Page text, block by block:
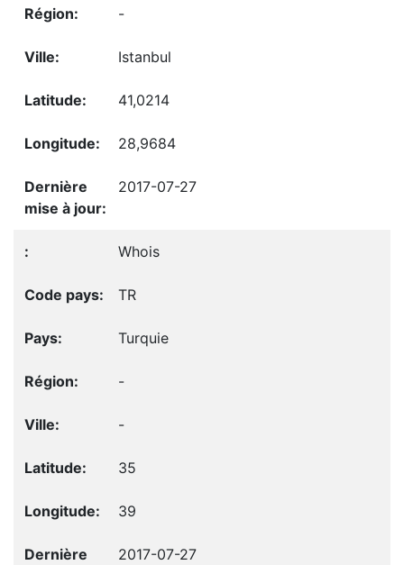
-
Istanbul
41,0214
28,9684
2017-07-27
Whois
TR
Turquie
-
-
35
39
2017-07-27